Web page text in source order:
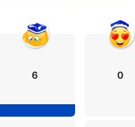
6 0